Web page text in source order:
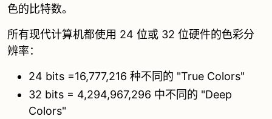
色的比特数。
所有现代计算机都使用 24 位或 32 位硬件的色彩分
辨率：
24 bits =16,777,216 种不同的 "True Colors"
32 bits = 4,294,967,296 中不同的 "Deep
Colors"